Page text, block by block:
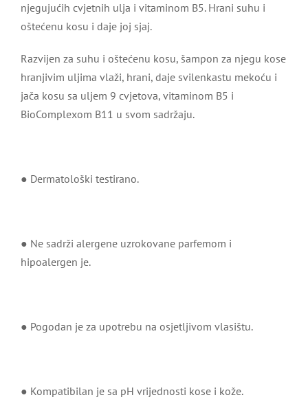
njegujućih cvjetnih ulja i vitaminom B5. Hrani suhu i
oštećenu kosu i daje joj sjaj.
Razvijen za suhu i oštećenu kosu, šampon za njegu kose
hranjivim uljima vlaži, hrani, daje svilenkastu mekoću i
jača kosu sa uljem 9 cvjetova, vitaminom B5 i
BioComplexom B11 u svom sadržaju.
● Dermatološki testirano.
● Ne sadrži alergene uzrokovane parfemom i
hipoalergen je.
● Pogodan je za upotrebu na osjetljivom vlasištu.
● Kompatibilan je sa pH vrijednosti kose i kože.